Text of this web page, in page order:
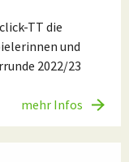
TT die
und
2022/23
mehr Infos